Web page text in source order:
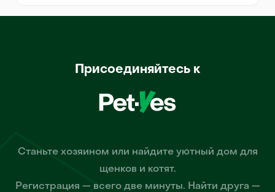
Присоединяйтесь к
Станьте хозяином или найдите уютный дом для
щенков и котят.
Регистрация — всего две минуты. Найти друга —